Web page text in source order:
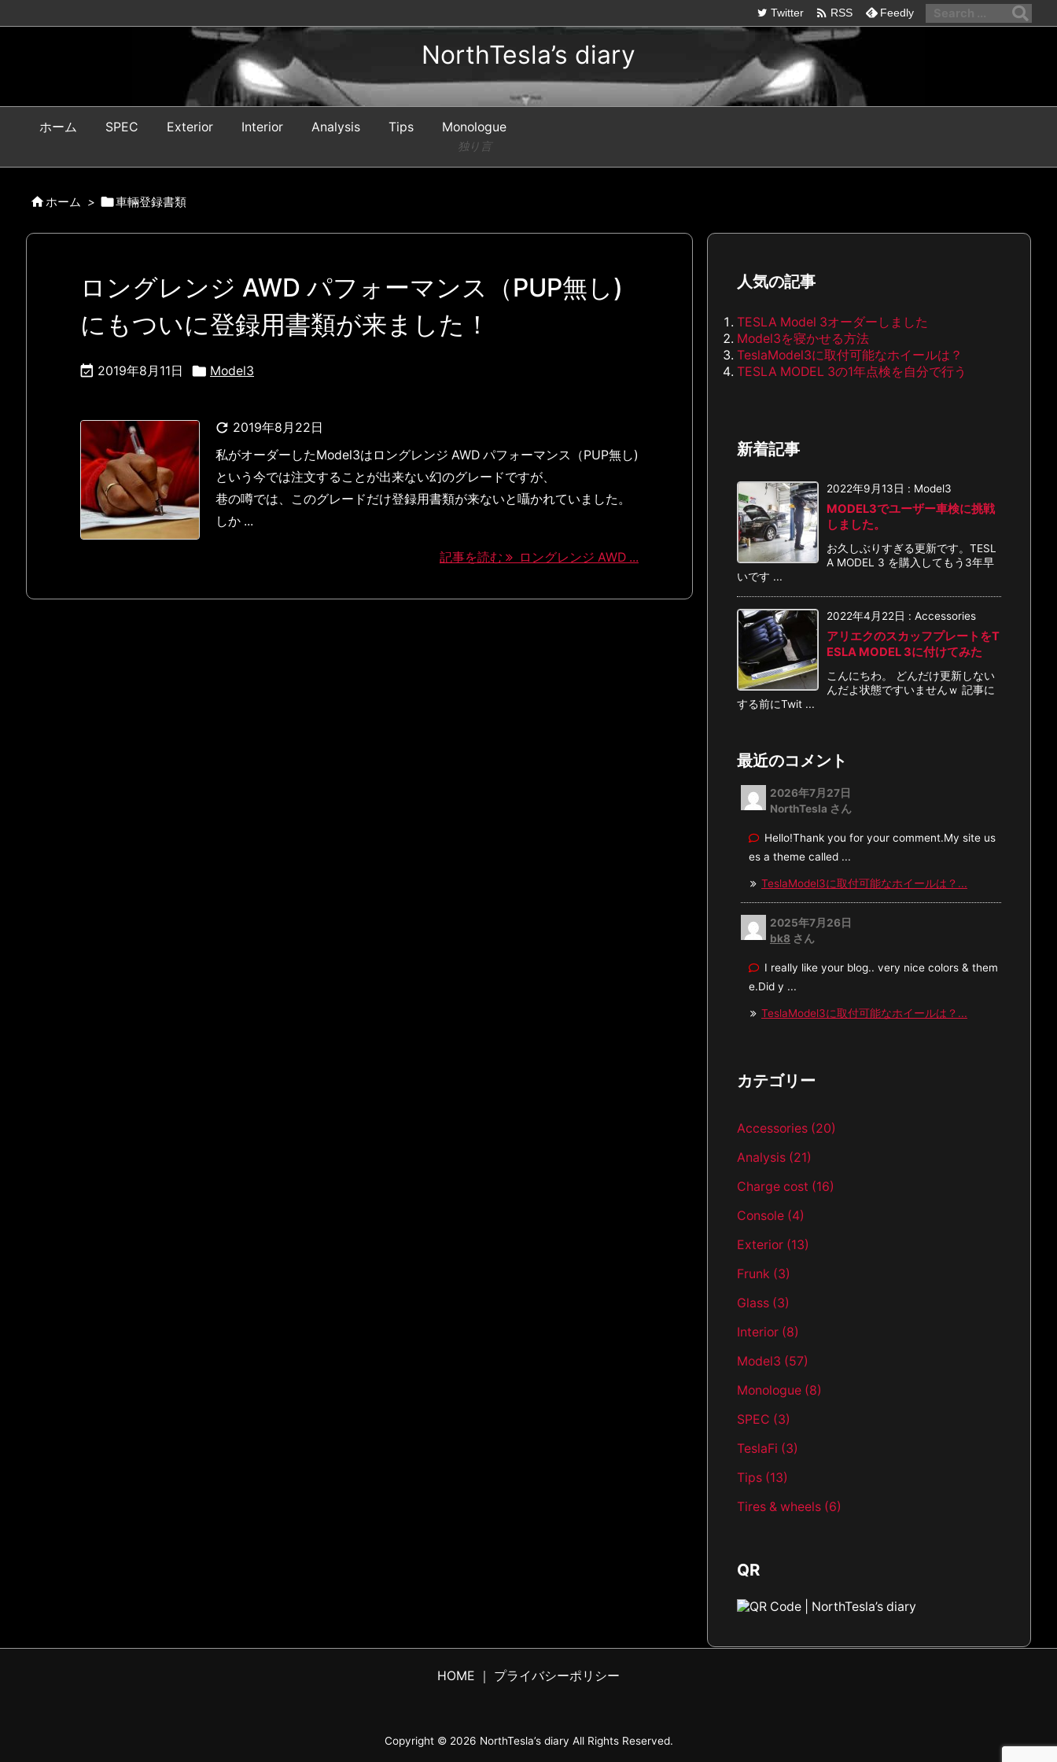
NorthTesla’s diary
ホーム SPEC Exterior Interior Analysis Tips Monologue
独り言
Twitter  RSS Feedly
ホーム > 車輛登録書類
ロングレンジ AWD パフォーマンス（PUP無し)
にもついに登録用書類が来ました！
 2019年8月11日  Model3
 2019年8月22日
私がオーダーしたModel3はロングレンジ AWD パフォーマンス（PUP無し)
という今では注文することが出来ない幻のグレードですが、
巷の噂では、このグレードだけ登録用書類が来ないと囁かれていました。
しか ...
記事を読む ロングレンジ AWD ...
人気の記事
TESLA Model 3オーダーしました
Model3を寝かせる方法
TeslaModel3に取付可能なホイールは？
TESLA MODEL 3の1年点検を自分で行う
新着記事
2022年9月13日 : Model3
MODEL3でユーザー車検に挑戦
しました。
お久しぶりすぎる更新です。TESL
A MODEL 3 を購入してもう3年早
いです ...
2022年4月22日 : Accessories
アリエクのスカッフプレートをT
ESLA MODEL 3に付けてみた
こんにちわ。 どんだけ更新しない
んだよ状態ですいませんｗ 記事に
する前にTwit ...
最近のコメント
2026年7月27日
NorthTesla さん
Hello!Thank you for your comment.My site us
es a theme called ...
TeslaModel3に取付可能なホイールは？...
2025年7月26日
bk8 さん
I really like your blog.. very nice colors & them
e.Did y ...
TeslaModel3に取付可能なホイールは？...
カテゴリー
Accessories (20)
Analysis (21)
Charge cost (16)
Console (4)
Exterior (13)
Frunk (3)
Glass (3)
Interior (8)
Model3 (57)
Monologue (8)
SPEC (3)
TeslaFi (3)
Tips (13)
Tires & wheels (6)
QR
HOME ｜ プライバシーポリシー
Copyright © 2026 NorthTesla’s diary All Rights Reserved.